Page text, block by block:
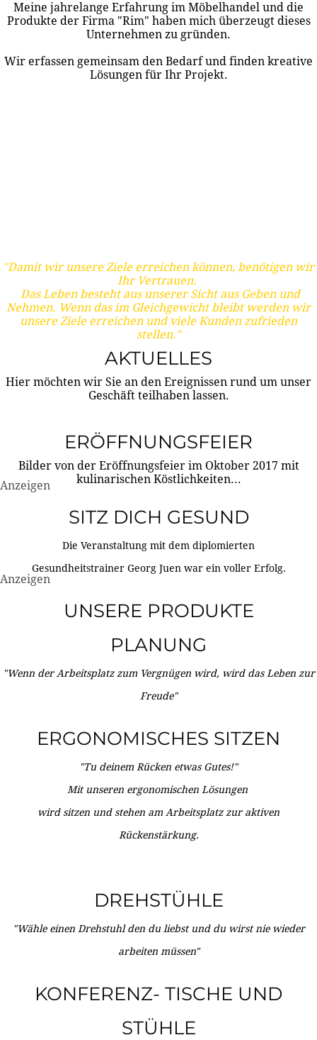
Meine jahrelange Erfahrung im Möbelhandel und die
Produkte der Firma "Rim" haben mich überzeugt dieses
Unternehmen zu gründen.
Wir erfassen gemeinsam den Bedarf und finden kreative
Lösungen für Ihr Projekt.
"Damit wir unsere Ziele erreichen können, benötigen wir
Ihr Vertrauen.
Das Leben besteht aus unserer Sicht aus Geben und
Nehmen. Wenn das im Gleichgewicht bleibt werden wir
unsere Ziele erreichen und viele Kunden zufrieden
stellen."
AKTUELLES
Hier möchten wir Sie an den Ereignissen rund um unser
Geschäft teilhaben lassen.
ERÖFFNUNGSFEIER
Bilder von der Eröffnungsfeier im Oktober 2017 mit
kulinarischen Köstlichkeiten...
Anzeigen
SITZ DICH GESUND
Die Veranstaltung mit dem diplomierten
Gesundheitstrainer Georg Juen war ein voller Erfolg.
Anzeigen
UNSERE PRODUKTE
PLANUNG
"Wenn der Arbeitsplatz zum Vergnügen wird, wird das Leben zur
Freude"
ERGONOMISCHES SITZEN
"Tu deinem Rücken etwas Gutes!"
Mit unseren ergonomischen Lösungen
wird sitzen und stehen am Arbeitsplatz zur aktiven
Rückenstärkung.
DREHSTÜHLE
"Wähle einen Drehstuhl den du liebst und du wirst nie wieder
arbeiten müssen"
KONFERENZ- TISCHE UND
STÜHLE